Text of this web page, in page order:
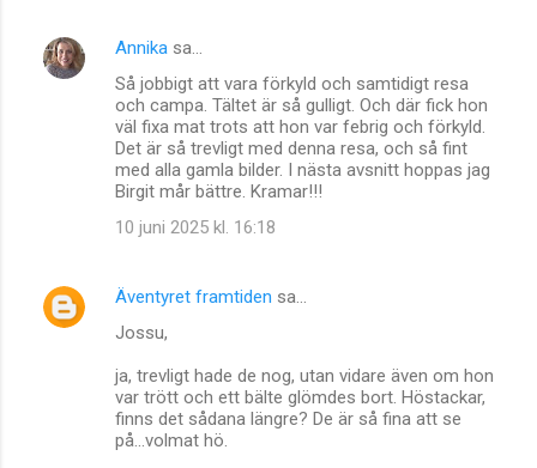
Annika sa…
Så jobbigt att vara förkyld och samtidigt resa
och campa. Tältet är så gulligt. Och där fick hon
väl fixa mat trots att hon var febrig och förkyld.
Det är så trevligt med denna resa, och så fint
med alla gamla bilder. I nästa avsnitt hoppas jag
Birgit mår bättre. Kramar!!!
10 juni 2025 kl. 16:18
Äventyret framtiden sa…
Jossu,
ja, trevligt hade de nog, utan vidare även om hon
var trött och ett bälte glömdes bort. Höstackar,
finns det sådana längre? De är så fina att se
på...volmat hö.